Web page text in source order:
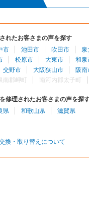
れたお客さまの声を探す
市
池田市 吹田市 泉
松原市 大東市 和泉
交野市
大阪狭山市 阪南
南郡岬町
南河内郡太子町
修理されたお客さまの声を探
県
和歌山県 滋賀県
換・取り替えについて